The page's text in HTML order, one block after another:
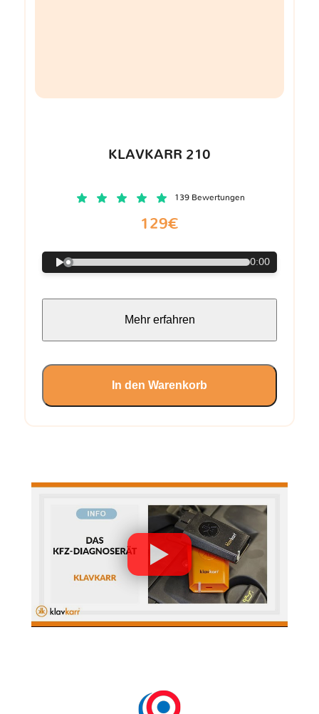
KLAVKARR 210
139 Bewertungen
129€
0:00
Mehr erfahren
In den Warenkorb